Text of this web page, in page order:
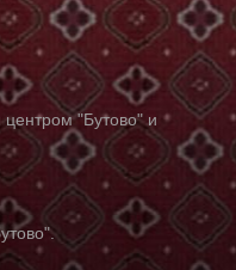
"Бутово" и